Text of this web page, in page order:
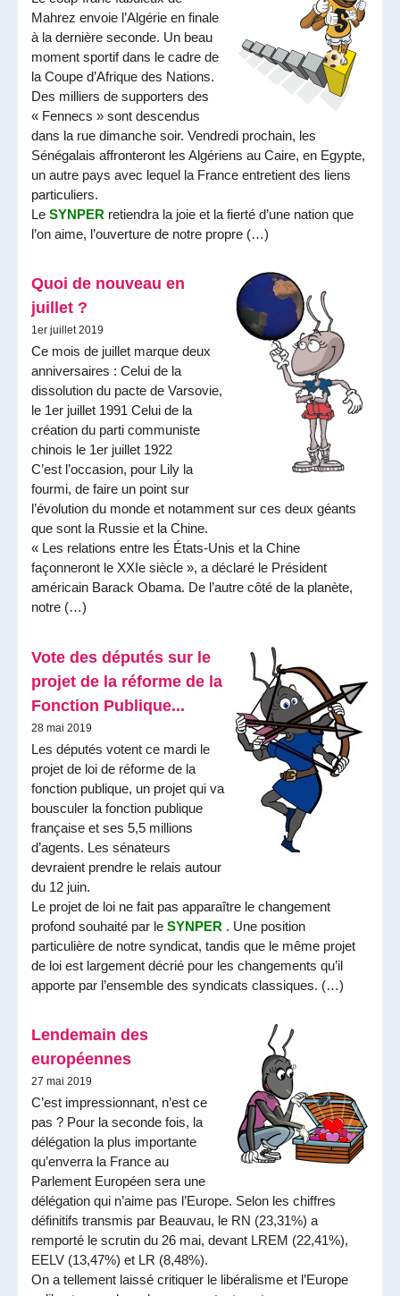
Mahrez envoie l’Algérie en finale
à la dernière seconde. Un beau
moment sportif dans le cadre de
la Coupe d’Afrique des Nations.
Des milliers de supporters des
« Fennecs » sont descendus
dans la rue dimanche soir. Vendredi prochain, les
Sénégalais affronteront les Algériens au Caire, en Egypte,
un autre pays avec lequel la France entretient des liens
particuliers.
LeSYNPER retiendra la joie et la fierté d’une nation que
l’on aime, l’ouverture de notre propre (…)
Quoi de nouveau en
juillet ?
1er juillet 2019
Ce mois de juillet marque deux
anniversaires : Celui de la
dissolution du pacte de Varsovie,
le 1er juillet 1991 Celui de la
création du parti communiste
chinois le 1er juillet 1922
C’est l’occasion, pour Lily la
fourmi, de faire un point sur
l’évolution du monde et notamment sur ces deux géants
que sont la Russie et la Chine.
« Les relations entre les États-Unis et la Chine
façonneront le XXIe siècle », a déclaré le Président
américain Barack Obama. De l’autre côté de la planète,
notre (…)
Vote des députés sur le
projet de la réforme de la
Fonction Publique...
28 mai 2019
Les députés votent ce mardi le
projet de loi de réforme de la
fonction publique, un projet qui va
bousculer la fonction publique
française et ses 5,5 millions
d’agents. Les sénateurs
devraient prendre le relais autour
du 12 juin.
Le projet de loi ne fait pas apparaître le changement
profond souhaité par leSYNPER . Une position
particulière de notre syndicat, tandis que le même projet
de loi est largement décrié pour les changements qu’il
apporte par l’ensemble des syndicats classiques. (…)
Lendemain des
européennes
27 mai 2019
C’est impressionnant, n’est ce
pas ? Pour la seconde fois, la
délégation la plus importante
qu’enverra la France au
Parlement Européen sera une
délégation qui n’aime pas l’Europe. Selon les chiffres
définitifs transmis par Beauvau, le RN (23,31%) a
remporté le scrutin du 26 mai, devant LREM (22,41%),
EELV (13,47%) et LR (8,48%).
On a tellement laissé critiquer le libéralisme et l’Europe